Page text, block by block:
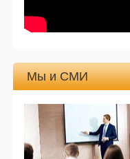
Мы и СМИ